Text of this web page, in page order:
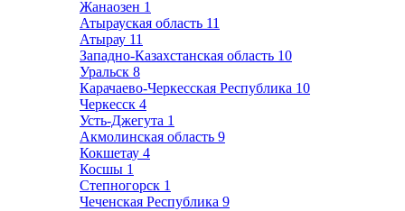
Жанаозен 1
Атырауская область 11
Атырау 11
Западно-Казахстанская область 10
Уральск 8
Карачаево-Черкесская Республика 10
Черкесск 4
Усть-Джегута 1
Акмолинская область 9
Кокшетау 4
Косшы 1
Степногорск 1
Чеченская Республика 9